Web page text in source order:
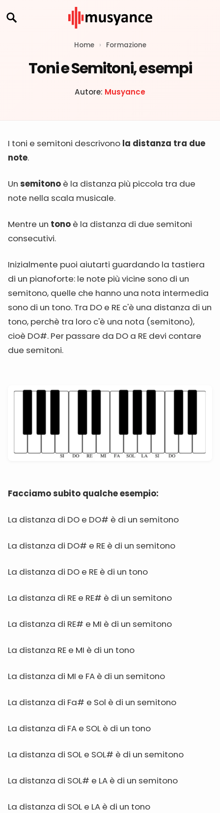
Home › Formazione
Toni e Semitoni, esempi
Autore: Musyance
I toni e semitoni descrivono la distanza tra due
note.
Un semitono è la distanza più piccola tra due
note nella scala musicale.
Mentre un tono è la distanza di due semitoni
consecutivi.
Inizialmente puoi aiutarti guardando la tastiera
di un pianoforte: le note più vicine sono di un
semitono, quelle che hanno una nota intermedia
sono di un tono. Tra DO e RE c'è una distanza di un
tono, perchè tra loro c'è una nota (semitono),
cioè DO#. Per passare da DO a RE devi contare
due semitoni.
Facciamo subito qualche esempio:
La distanza di DO e DO# è di un semitono
La distanza di DO# e RE è di un semitono
La distanza di DO e RE è di un tono
La distanza di RE e RE# è di un semitono
La distanza di RE# e MI è di un semitono
La distanza RE e MI è di un tono
La distanza di MI e FA è di un semitono
La distanza di Fa# e Sol è di un semitono
La distanza di FA e SOL è di un tono
La distanza di SOL e SOL# è di un semitono
La distanza di SOL# e LA è di un semitono
La distanza di SOL e LA è di un tono